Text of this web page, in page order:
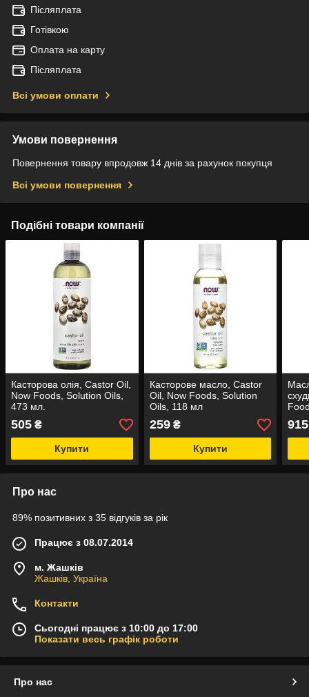
Післяплата
Готівкою
Оплата на карту
Післяплата
Всі умови оплати
Умови повернення
Повернення товару впродовж 14 днів за рахунок покупця
Всі умови повернення
Подібні товари компанії
Касторова олія, Castor Oil,
Now Foods, Solution Oils,
473 мл.
505 ₴
Купити
Касторове масло, Castor
Oil, Now Foods, Solution
Oils, 118 мл
259₴
Купити
473
915
Про нас
89% позитивних з 35 відгуків за рік
Працює з 08.07.2014
м. Жашків
Жашків, Україна
Контакти
Сьогодні працює з 10:00 до 17:00
Показати весь графік роботи
Про нас